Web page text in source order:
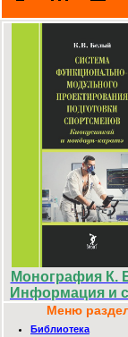
Монография К.
Информация и
Меню
Библиотека